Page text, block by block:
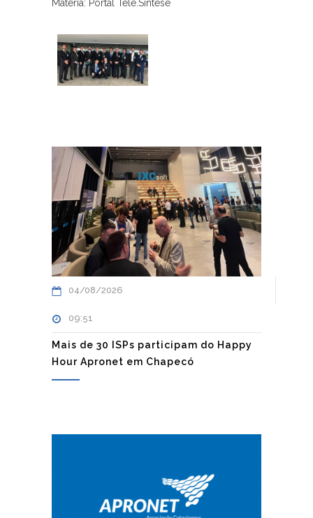
Materia: Portal Tele.Síntese
04/08/2026
09:51
Mais de 30 ISPs participam do Happy
Hour Apronet em Chapecó